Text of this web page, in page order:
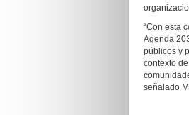
“Con esta
Agenda
públicos y
contexto
señalado